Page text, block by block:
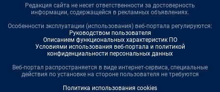
Редакция сайта не несет ответственности за достоверность
информации, содержащейся в рекламных объявлениях.
Особенности эксплуатации (использования) веб-портала регулируются:
Руководством пользователя
Описанием функциональных характеристик ПО
Условиями использования веб-портала и политикой
конфиденциальности персональных данных
Веб-портал распространяется в виде интернет-сервиса, специальные
действия по установке на стороне пользователя не требуются
Политика использования cookies